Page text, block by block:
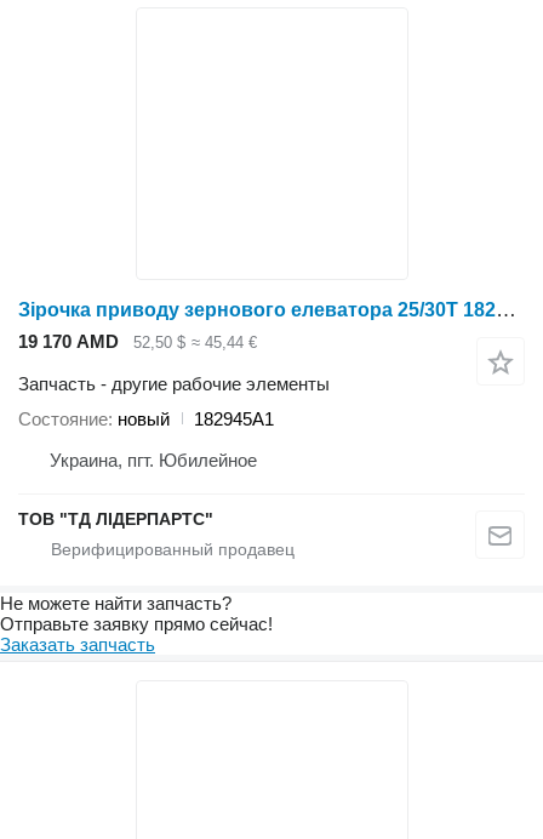
Зірочка приводу зернового елеватора 25/30Т 182945A1 для зерноуборочного комбайна Case IH 1660,1666,2166,2366,1680,2188,2388
19 170 AMD 52,50 $ ≈ 45,44 €
Запчасть - другие рабочие элементы
Состояние новый
182945A1
Украина, пгт. Юбилейное
ТОВ "ТД ЛІДЕРПАРТС"
Не можете найти запчасть?
Отправьте заявку прямо сейчас!
Заказать запчасть